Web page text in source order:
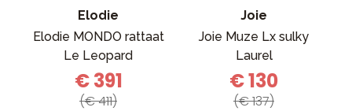
Elodie
Elodie MONDO rattaat
Le Leopard
€ 391
(€ 411)
Joie
Joie Muze Lx sulky
Laurel
€ 130
(€ 137)